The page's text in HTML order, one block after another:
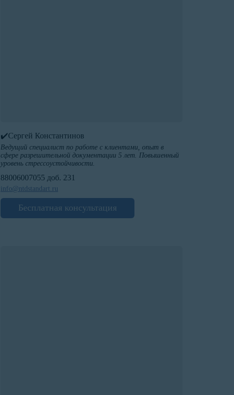
✔️Сергей Константинов
Ведущий специалист по работе с клиентами, опыт в
сфере разрешительной документации 5 лет. Повышенный
уровень стрессоустойчивости.
88006007055 доб. 231
info@ntdstandart.ru
Бесплатная консультация